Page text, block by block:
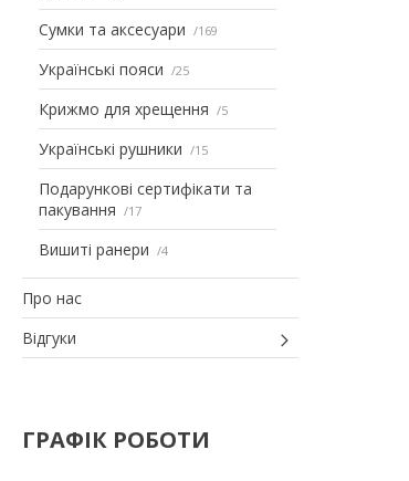
Сумки та аксесуари 169
Українські пояси 25
Крижмо для хрещення 5
Українські рушники 15
Подарункові сертифікати та
пакування
17
Вишиті ранери 4
Про нас
Відгуки
ГРАФІК РОБОТИ